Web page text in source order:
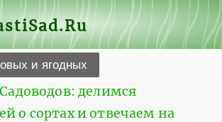
и ягодных
делимся
о сортах и отвечаем на